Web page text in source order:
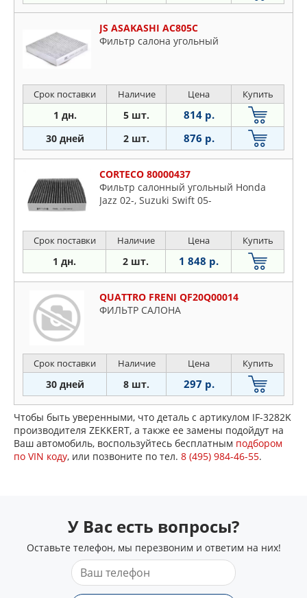
JS ASAKASHI AC805C
Фильтр салона угольный
Срок поставки Наличие Цена Купить
1 дн. 5 шт. 814 р.
30 дней 2 шт. 876 р.
CORTECO 80000437
Фильтр салонный угольный Honda
Jazz 02-, Suzuki Swift 05-
Срок поставки Наличие Цена Купить
1 дн. 2 шт. 1 848 р.
QUATTRO FRENI QF20Q00014
ФИЛЬТР САЛОНА
Срок поставки Наличие Цена Купить
30 дней 8 шт. 297 р.
Чтобы быть уверенными, что деталь с артикулом IF-3282K
производителя ZEKKERT, а также ее замены подойдут на
Ваш автомобиль, воспользуйтесь бесплатным подбором
по VIN коду, или позвоните по тел. 8 (495) 984-46-55.
У Вас есть вопросы?
Оставьте телефон, мы перезвоним и ответим на них!